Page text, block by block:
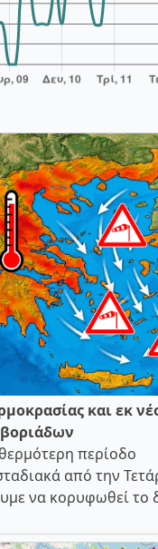
και εκ
περίοδο
από την
να κορυφωθεί το